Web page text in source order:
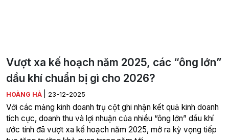
Vượt xa kế hoạch năm 2025, các “ông lớn”
dầu khí chuẩn bị gì cho 2026?
HOÀNG HÀ 23-12-2025
Với các mảng kinh doanh trụ cột ghi nhận kết quả kinh doanh
tích cực, doanh thu và lợi nhuận của nhiều “ông lớn” dầu khí
ước tính đã vượt xa kế hoạch năm 2025, mở ra kỳ vọng tiếp